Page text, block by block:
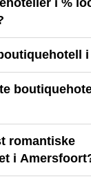
romantiske
i